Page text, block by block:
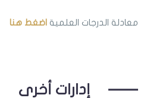
معادلة الدرجات العلمية اضغط هنا
إدارات أخرى